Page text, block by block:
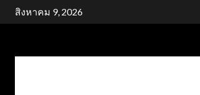
Skipสิงหาคม 9, 2026